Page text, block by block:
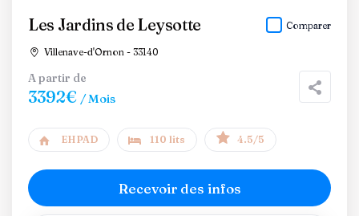
Les Jardins de Leysotte
Villenave-d'Ornon - 33140
Comparer
A partir de
3392€ / Mois
EHPAD 110 lits 4.5/5
Recevoir des infos